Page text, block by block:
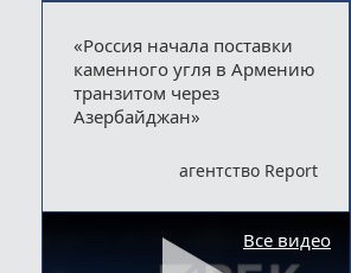
«Россия начала поставки
каменного угля в Армению
транзитом через
Азербайджан»
агентство Report
Все видео